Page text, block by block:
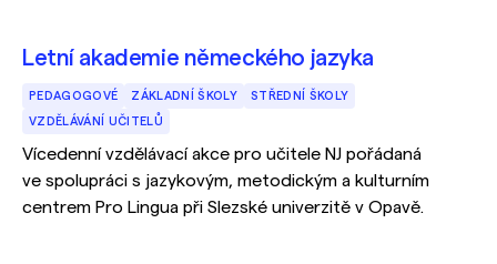
Letní akademie německého jazyka
PEDAGOGOVÉ ZÁKLADNÍ ŠKOLY STŘEDNÍ ŠKOLY
VZDĚLÁVÁNÍ UČITELŮ
Vícedenní vzdělávací akce pro učitele NJ pořádaná
ve spolupráci s jazykovým, metodickým a kulturním
centrem Pro Lingua při Slezské univerzitě v Opavě.